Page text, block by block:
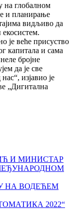
на глобалном
и планирање
видљиво да
екосистем.
је веће присуство
капитала и сама
бројне
да је све
изјавио је
„Дигитална
И МИНИСТАР
НА ВОДЕЋЕМ
2022“